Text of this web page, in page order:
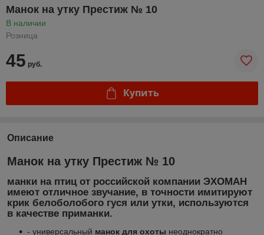
Манок на утку Престиж № 10
В наличии
Розница
45 руб.
Купить
Описание
Манок на утку Престиж № 10
манки на птиц от российской компании ЭХОМАН
имеют отличное звучание, в точности имитируют
крик белоболобого гуся или утки, используются
в качестве приманки.
- универсальный манок для охоты неоднократно